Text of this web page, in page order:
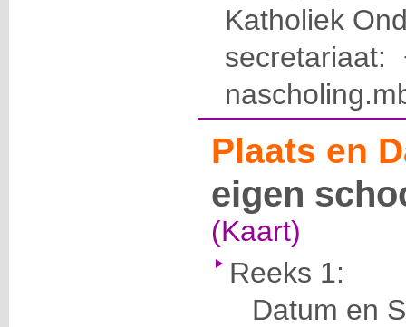
Katholiek
Plaats en
eigen
(Kaart)
Reeks 1:
Datum en